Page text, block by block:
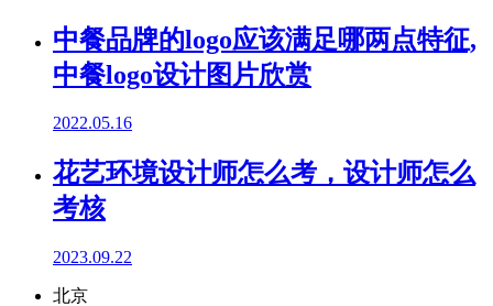
中餐品牌的logo应该满足哪两点特征,
中餐logo设计图片欣赏
2022.05.16
花艺环境设计师怎么考，设计师怎么
考核
2023.09.22
北京